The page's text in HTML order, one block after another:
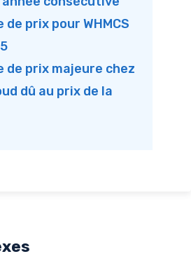
de prix pour WHMCS
de prix majeure chez
dû au prix de la